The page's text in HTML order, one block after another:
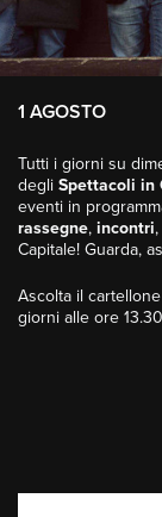
1 AGOSTO
Tutti i giorni su
degli Spettacoli in
eventi in
rassegne, incontri,
Capitale! Guarda,
Ascolta il
giorni alle ore